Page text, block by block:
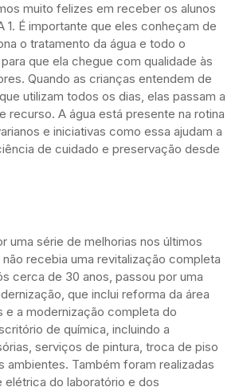
muito felizes em receber os alunos
1. É importante que eles conheçam de
o tratamento da água e todo o
que ela chegue com qualidade às
Quando as crianças entendem de
utilizam todos os dias, elas passam a
recurso. A água está presente na rotina
e iniciativas como essa ajudam a
de cuidado e preservação desde
uma série de melhorias nos últimos
recebia uma revitalização completa
cerca de 30 anos, passou por uma
que inclui reforma da área
e a modernização completa do
de química, incluindo a
serviços de pintura, troca de piso
ambientes. Também foram realizadas
elétrica do laboratório e dos